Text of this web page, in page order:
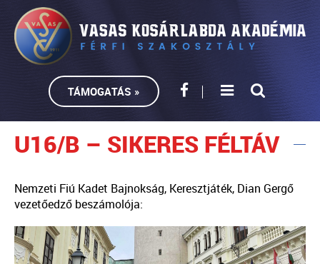
TÁMOGATÁS »
U16/B – SIKERES FÉLTÁV
Nemzeti Fiú Kadet Bajnokság, Keresztjáték, Dian Gergő
vezetőedző beszámolója: